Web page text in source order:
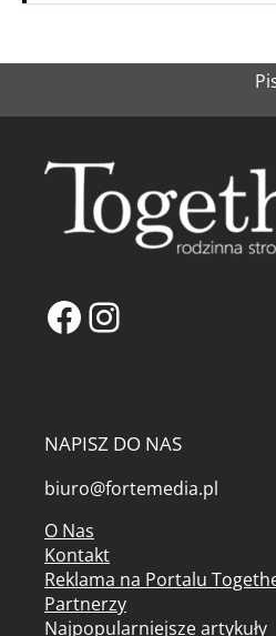
Facebook
Instagram
NAPISZ DO NAS
biuro@fortemedia.pl
O Nas
Kontakt
Reklama na Portalu
Partnerzy
Najpopularniejsze artykuły